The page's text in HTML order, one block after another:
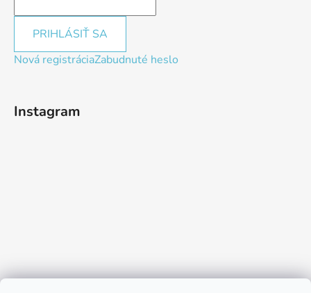
PRIHLÁSIŤ SA
Nová registráciaZabudnuté heslo
Instagram